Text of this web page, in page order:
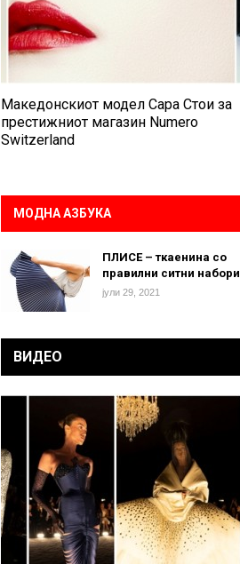
Македонскиот модел Сара Стои за
престижниот магазин Numero
Switzerland
МОДНА АЗБУКА
ПЛИСЕ – ткаенина со
правилни ситни набори
јули 29, 2021
ВИДЕО